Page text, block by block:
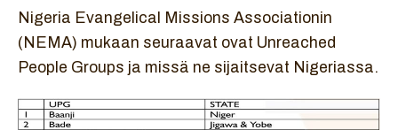
Nigeria Evangelical Missions Associationin
(NEMA) mukaan seuraavat ovat Unreached
People Groups ja missä ne sijaitsevat Nigeriassa.